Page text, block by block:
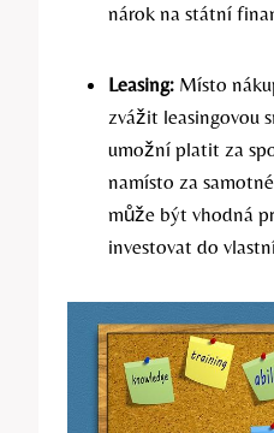
nárok na státní
Leasing: Místo
zvážit leasingovou
umožní platit za
namísto za
může být vhodná
investovat do